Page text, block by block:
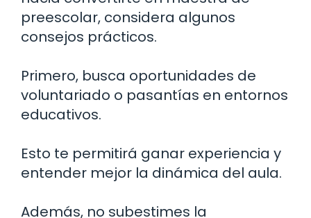
preescolar, considera algunos
consejos prácticos.
Primero, busca oportunidades de
voluntariado o pasantías en entornos
educativos.
Esto te permitirá ganar experiencia y
entender mejor la dinámica del aula.
Además, no subestimes la